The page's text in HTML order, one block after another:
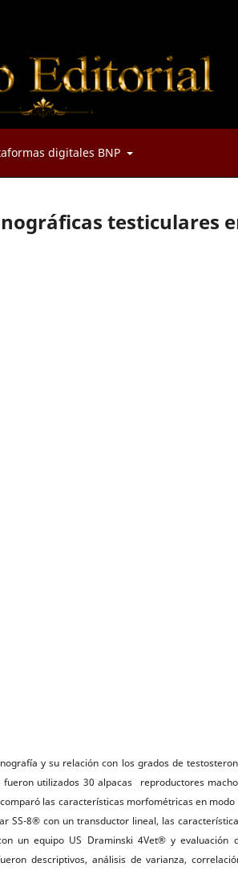
digitales BNP
testiculares
y su relación con los grados de
utilizados 30 alpacas reproductores
las características morfométricas en modo
SS-8® con un transductor lineal, las
un equipo US Draminski 4Vet® y evaluación
descriptivos, análisis de varianza,